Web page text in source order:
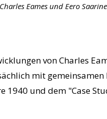
Charles Eames und Eero
von Charles
mit
1940 und dem "Case